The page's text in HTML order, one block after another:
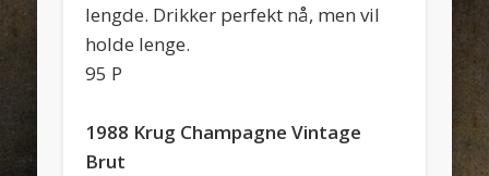
lengde. Drikker perfekt nå, men vil
holde lenge.
95 P
1988 Krug Champagne Vintage
Brut